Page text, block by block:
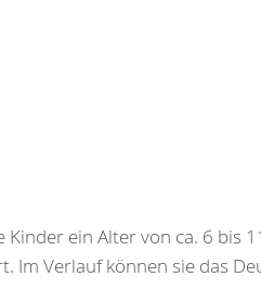
ein Alter von ca. 6 bis
Im Verlauf können sie das